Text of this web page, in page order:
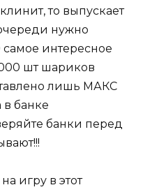
то выпускает
нужно
интересное
шт шариков
лишь МАКС
в банке
банки перед
игру в этот